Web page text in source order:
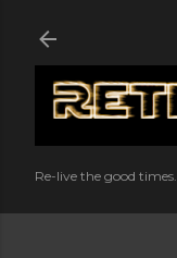
Re-live the good times...